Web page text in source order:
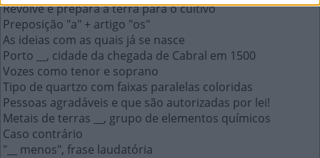
Revolve e prepara a terra para o cultivo
Preposição "a" + artigo "os"
As ideias com as quais já se nasce
Porto __, cidade da chegada de Cabral em 1500
Vozes como tenor e soprano
Tipo de quartzo com faixas paralelas coloridas
Pessoas agradáveis e que são autorizadas por lei!
Metais de terras __, grupo de elementos químicos
Caso contrário
"__ menos", frase laudatória